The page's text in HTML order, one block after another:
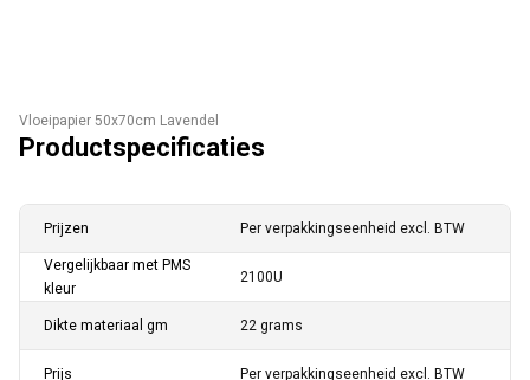
Vloeipapier 50x70cm Lavendel
Productspecificaties
Prijzen Per verpakkingseenheid excl. BTW
Vergelijkbaar met PMS
kleur
2100U
Dikte materiaal gm 22 grams
Prijs Per verpakkingseenheid excl. BTW